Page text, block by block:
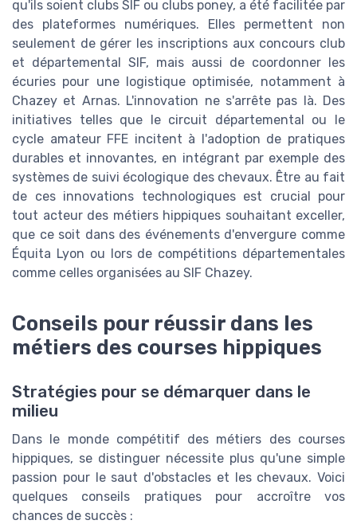
qu'ils soient clubs SIF ou clubs poney, a été facilitée par
des plateformes numériques. Elles permettent non
seulement de gérer les inscriptions aux concours club
et départemental SIF, mais aussi de coordonner les
écuries pour une logistique optimisée, notamment à
Chazey et Arnas. L'innovation ne s'arrête pas là. Des
initiatives telles que le circuit départemental ou le
cycle amateur FFE incitent à l'adoption de pratiques
durables et innovantes, en intégrant par exemple des
systèmes de suivi écologique des chevaux. Être au fait
de ces innovations technologiques est crucial pour
tout acteur des métiers hippiques souhaitant exceller,
que ce soit dans des événements d'envergure comme
Équita Lyon ou lors de compétitions départementales
comme celles organisées au SIF Chazey.
Conseils pour réussir dans les
métiers des courses hippiques
Stratégies pour se démarquer dans le
milieu
Dans le monde compétitif des métiers des courses
hippiques, se distinguer nécessite plus qu'une simple
passion pour le saut d'obstacles et les chevaux. Voici
quelques conseils pratiques pour accroître vos
chances de succès :